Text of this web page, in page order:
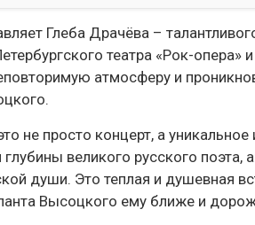
Глеба Драчёва –
театра «Рок-опера»
атмосферу и
не просто концерт, а
великого русского поэта,
души. Это теплая и душевная
Высоцкого ему ближе и